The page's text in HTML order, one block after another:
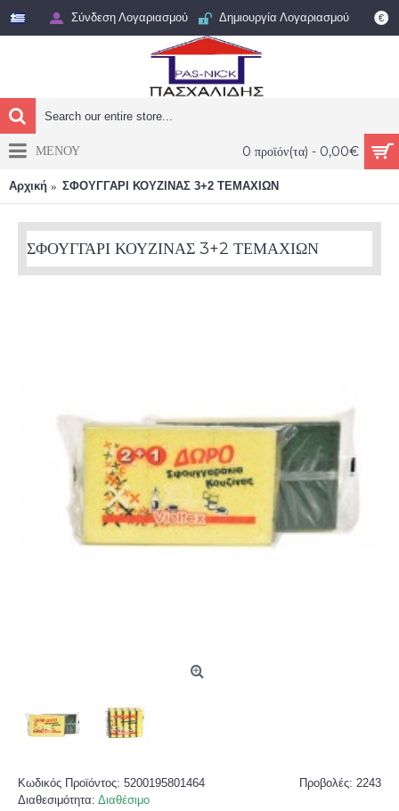
€
Σύνδεση Λογαριασμού Δημιουργία Λογαριασμού
0 προϊόν(τα) - 0,00€
ΜΕΝΟΥ
Αρχική ΣΦΟΥΓΓΑΡΙ ΚΟΥΖΙΝΑΣ 3+2 ΤΕΜΑΧΙΩΝ
ΣΦΟΥΓΓΑΡΙ ΚΟΥΖΙΝΑΣ 3+2 ΤΕΜΑΧΙΩΝ
Προβολές: 2243
Κωδικός Προϊόντος: 5200195801464
Διαθεσιμότητα: Διαθέσιμο